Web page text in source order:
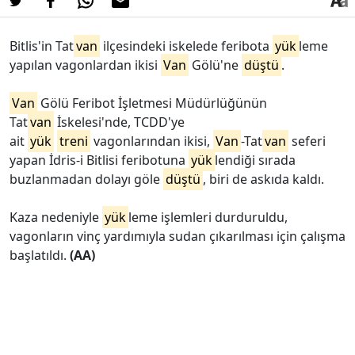
Bitlis'in Tatvan ilçesindeki iskelede feribota yükleme
yapılan vagonlardan ikisi Van Gölü'ne düştü .
Van Gölü Feribot İşletmesi Müdürlüğünün
Tatvan İskelesi'nde, TCDD'ye
ait yük treni vagonlarından ikisi, Van-Tatvan seferi
yapan İdris-i Bitlisi feribotuna yüklendiği sırada
buzlanmadan dolayı göle düştü , biri de askıda kaldı.
Kaza nedeniyle yükleme işlemleri durduruldu,
vagonların vinç yardımıyla sudan çıkarılması için çalışma
başlatıldı. (AA)